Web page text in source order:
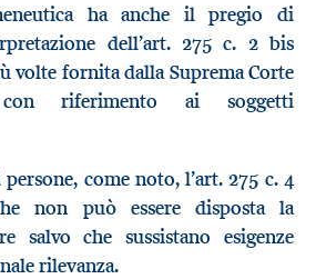
ha anche il pregio di
dell’art. 275 c. 2 bis
volte fornita dalla Suprema Corte
riferimento ai soggetti
come noto, l’art. 275 c. 4
non può essere disposta la
salvo che sussistano esigenze
rilevanza.